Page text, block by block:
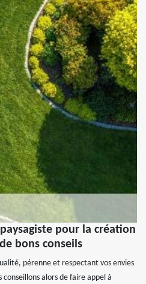
pour la création
bons conseils
pérenne et respectant vos envies
alors de faire appel à